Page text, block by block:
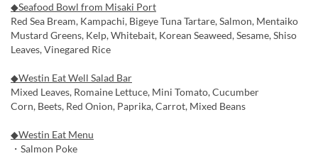
◆Seafood Bowl from Misaki Port
Red Sea Bream, Kampachi, Bigeye Tuna Tartare, Salmon, Mentaiko
Mustard Greens, Kelp, Whitebait, Korean Seaweed, Sesame, Shiso
Leaves, Vinegared Rice
◆Westin Eat Well Salad Bar
Mixed Leaves, Romaine Lettuce, Mini Tomato, Cucumber
Corn, Beets, Red Onion, Paprika, Carrot, Mixed Beans
◆Westin Eat Menu
・Salmon Poke